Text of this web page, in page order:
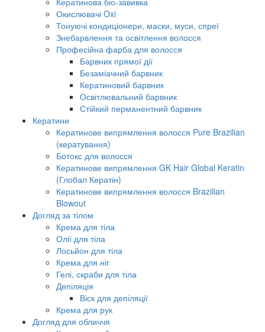
Окислювачі Oxi
Тонуючі кондиціонери, маски, муси, спреї
Знебарвлення та освітлення волосся
Професійна фарба для волосся
Барвник прямої дії
Безаміачний барвник
Кератиновий барвник
Освітлювальний барвник
Стійкий перманентний барвник
Кератини
Кератинове випрямлення волосся Pure Brazilian
(кератування)
Ботокс для волосся
Кератинове випрямлення GK Hair Global Keratin
(Глобал Кератін)
Кератинове випрямлення волосся Brazilian
Blowout
Догляд за тілом
Крема для тіла
Олії для тіла
Лосьйон для тіла
Крема для ніг
Гелі, скраби для тіла
Депіляція
Віск для депіляції
Крема для рук
Догляд для обличчя